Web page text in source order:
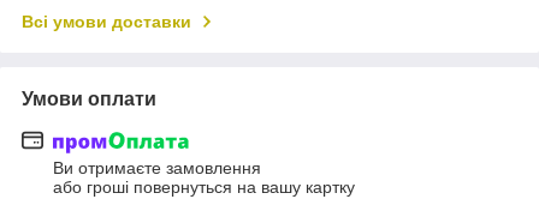
Всі умови доставки
Умови оплати
Ви отримаєте замовлення
або гроші повернуться на вашу картку